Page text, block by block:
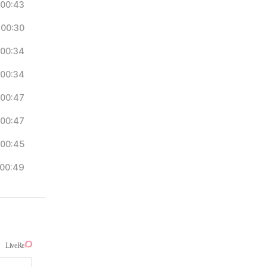
00:43
00:30
00:34
00:34
00:47
00:47
00:45
00:49